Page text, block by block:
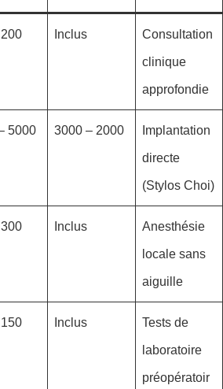
Consultation
clinique
approfondie
Inclus
200 – 400
Implantation
directe
(Stylos Choi)
2000 – 3000
5000 – 8000
Anesthésie
locale sans
aiguille
Inclus
300 – 600
Tests de
laboratoire
préopératoir
Inclus
150 – 300